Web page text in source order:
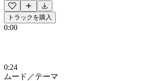
トラックを購入
0:00
0:24
ムード／テーマ